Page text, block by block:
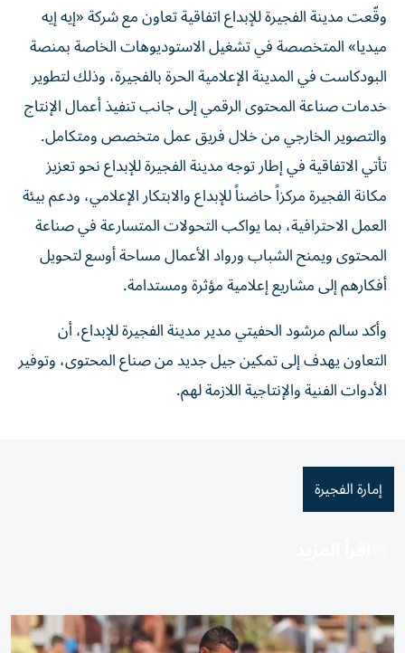
وقّعت مدينة الفجيرة للإبداع اتفاقية تعاون مع شركة «إيه إيه
ميديا» المتخصصة في تشغيل الاستوديوهات الخاصة بمنصة
البودكاست في المدينة الإعلامية الحرة بالفجيرة، وذلك لتطوير
خدمات صناعة المحتوى الرقمي إلى جانب تنفيذ أعمال الإنتاج
والتصوير الخارجي من خلال فريق عمل متخصص ومتكامل.
تأتي الاتفاقية في إطار توجه مدينة الفجيرة للإبداع نحو تعزيز
مكانة الفجيرة مركزاً حاضناً للإبداع والابتكار الإعلامي، ودعم بيئة
العمل الاحترافية، بما يواكب التحولات المتسارعة في صناعة
المحتوى ويمنح الشباب ورواد الأعمال مساحة أوسع لتحويل
أفكارهم إلى مشاريع إعلامية مؤثرة ومستدامة.
وأكد سالم مرشود الحفيتي مدير مدينة الفجيرة للإبداع، أن
التعاون يهدف إلى تمكين جيل جديد من صناع المحتوى، وتوفير
الأدوات الفنية والإنتاجية اللازمة لهم.
إمارة الفجيرة